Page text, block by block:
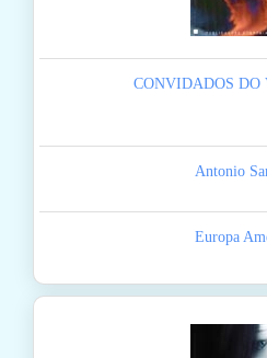
CONVIDADOS DO
Antonio
Europa